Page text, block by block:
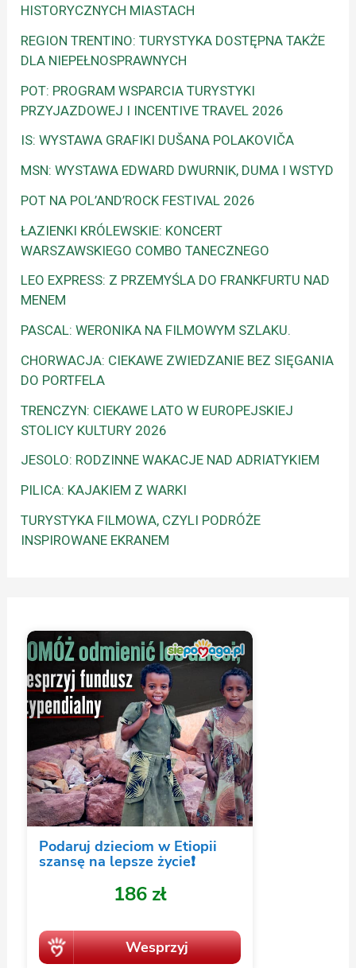
HISTORYCZNYCH MIASTACH
REGION TRENTINO: TURYSTYKA DOSTĘPNA TAKŻE
DLA NIEPEŁNOSPRAWNYCH
POT: PROGRAM WSPARCIA TURYSTYKI
PRZYJAZDOWEJ I INCENTIVE TRAVEL 2026
IS: WYSTAWA GRAFIKI DUŠANA POLAKOVIČA
MSN: WYSTAWA EDWARD DWURNIK, DUMA I WSTYD
POT NA POL’AND’ROCK FESTIVAL 2026
ŁAZIENKI KRÓLEWSKIE: KONCERT
WARSZAWSKIEGO COMBO TANECZNEGO
LEO EXPRESS: Z PRZEMYŚLA DO FRANKFURTU NAD
MENEM
PASCAL: WERONIKA NA FILMOWYM SZLAKU.
CHORWACJA: CIEKAWE ZWIEDZANIE BEZ SIĘGANIA
DO PORTFELA
TRENCZYN: CIEKAWE LATO W EUROPEJSKIEJ
STOLICY KULTURY 2026
JESOLO: RODZINNE WAKACJE NAD ADRIATYKIEM
PILICA: KAJAKIEM Z WARKI
TURYSTYKA FILMOWA, CZYLI PODRÓŻE
INSPIROWANE EKRANEM